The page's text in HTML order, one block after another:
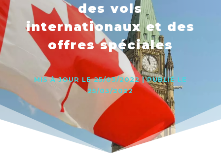
des vols
internationaux et des
offres spéciales
MIS À JOUR LE 25/03/2022 | PUBLIÉ LE
25/03/2022